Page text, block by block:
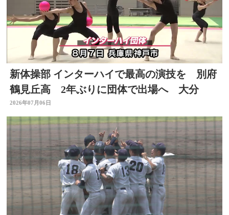
新体操部 インターハイで最高の演技を 別府
鶴見丘高 2年ぶりに団体で出場へ 大分
2026年07月06日